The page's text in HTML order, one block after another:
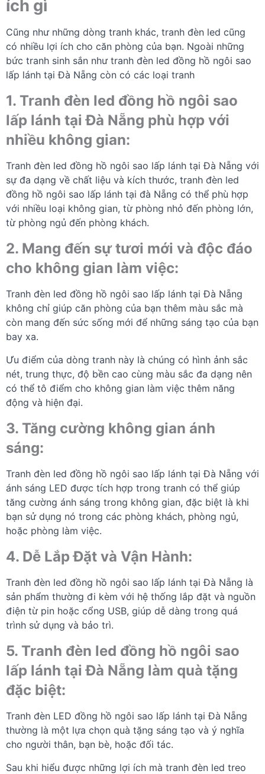
ích gì
Cũng như những dòng tranh khác, tranh đèn led cũng
có nhiều lợi ích cho căn phòng của bạn. Ngoài những
bức tranh sinh sắn như tranh đèn led đồng hồ ngôi sao
lấp lánh tại Đà Nẵng còn có các loại tranh
1. Tranh đèn led đồng hồ ngôi sao
lấp lánh tại Đà Nẵng phù hợp với
nhiều không gian:
Tranh đèn led đồng hồ ngôi sao lấp lánh tại Đà Nẵng với
sự đa dạng về chất liệu và kích thước, tranh đèn led
đồng hồ ngôi sao lấp lánh tại đà Nẵng có thể phù hợp
với nhiều loại không gian, từ phòng nhỏ đến phòng lớn,
từ phòng ngủ đến phòng khách.
2. Mang đến sự tươi mới và độc đáo
cho không gian làm việc:
Tranh đèn led đồng hồ ngôi sao lấp lánh tại Đà Nẵng
không chỉ giúp căn phòng của bạn thêm màu sắc mà
còn mang đến sức sống mới để những sáng tạo của bạn
bay xa.
Ưu điểm của dòng tranh này là chúng có hình ảnh sắc
nét, trung thực, độ bền cao cùng màu sắc đa dạng nên
có thể tô điểm cho không gian làm việc thêm năng
động và hiện đại.
3. Tăng cường không gian ánh
sáng:
Tranh đèn led đồng hồ ngôi sao lấp lánh tại Đà Nẵng với
ánh sáng LED được tích hợp trong tranh có thể giúp
tăng cường ánh sáng trong không gian, đặc biệt là khi
bạn sử dụng nó trong các phòng khách, phòng ngủ,
hoặc phòng làm việc.
4. Dễ Lắp Đặt và Vận Hành:
Tranh đèn led đồng hồ ngôi sao lấp lánh tại Đà Nẵng là
sản phẩm thường đi kèm với hệ thống lắp đặt và nguồn
điện từ pin hoặc cổng USB, giúp dễ dàng trong quá
trình sử dụng và bảo trì.
5. Tranh đèn led đồng hồ ngôi sao
lấp lánh tại Đà Nẵng làm quà tặng
đặc biệt:
Tranh đèn LED đồng hồ ngôi sao lấp lánh tại Đà Nẵng
thường là một lựa chọn quà tặng sáng tạo và ý nghĩa
cho người thân, bạn bè, hoặc đối tác.
Sau khi hiểu được những lợi ích mà tranh đèn led treo